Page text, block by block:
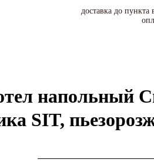
доставка до
напольный
SIT,